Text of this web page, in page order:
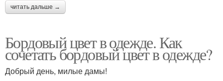
читать дальше →
Бордовый цвет в одежде. Как
сочетать бордовый цвет в одежде?
Добрый день, милые дамы!